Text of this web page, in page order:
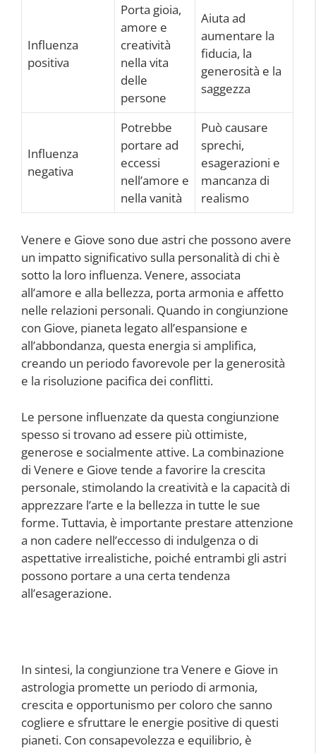
Influenza
positiva
Porta gioia,
amore e
creatività
nella vita
delle
persone
Aiuta ad
aumentare la
fiducia, la
generosità e la
saggezza
Influenza
negativa
Potrebbe
portare ad
eccessi
nell’amore e
nella vanità
Può causare
sprechi,
esagerazioni e
mancanza di
realismo
Venere e Giove sono due astri che possono avere
un impatto significativo sulla personalità di chi è
sotto la loro influenza. Venere, associata
all’amore e alla bellezza, porta armonia e affetto
nelle relazioni personali. Quando in congiunzione
con Giove, pianeta legato all’espansione e
all’abbondanza, questa energia si amplifica,
creando un periodo favorevole per la generosità
e la risoluzione pacifica dei conflitti.
Le persone influenzate da questa congiunzione
spesso si trovano ad essere più ottimiste,
generose e socialmente attive. La combinazione
di Venere e Giove tende a favorire la crescita
personale, stimolando la creatività e la capacità di
apprezzare l’arte e la bellezza in tutte le sue
forme. Tuttavia, è importante prestare attenzione
a non cadere nell’eccesso di indulgenza o di
aspettative irrealistiche, poiché entrambi gli astri
possono portare a una certa tendenza
all’esagerazione.
In sintesi, la congiunzione tra Venere e Giove in
astrologia promette un periodo di armonia,
crescita e opportunismo per coloro che sanno
cogliere e sfruttare le energie positive di questi
pianeti. Con consapevolezza e equilibrio, è